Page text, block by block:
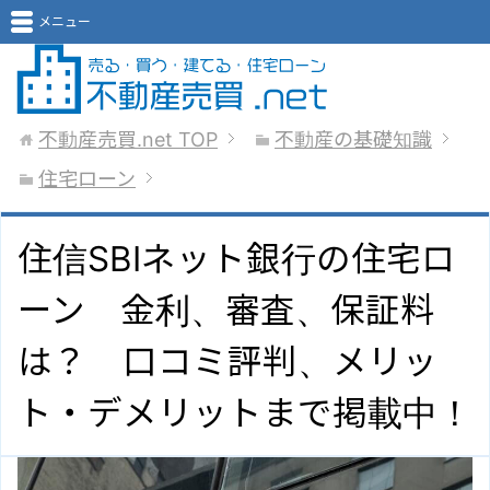
メニュー
不動産売買.net TOP
不動産の基礎知識
住宅ローン
住信SBIネット銀行の住宅ロ
ーン 金利、審査、保証料
は？ 口コミ評判、メリッ
ト・デメリットまで掲載中！